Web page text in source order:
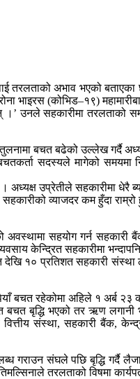
तरलताको अभाव भएको
भाइरस (कोभिड–१९)
उनले सहकारीमा तरलताको
तुलनामा बचत बढेको उल्लेख
सदस्यले मागेको समयमा
उप्रेतीले सहकारीमा धेरै
व्याजदर कम हुँदा राम्रो
सहयोग गर्न
केन्द्रित सहकारीमा
देखि १० प्रतिशत सहकारी
रहेकोमा अहिले १ अर्ब २३
बचत बृद्धि भएको तर ऋण
संस्था, सहकारी बैंक,
संघले पछि बृद्धि गर्दै
तरलताको विषमा